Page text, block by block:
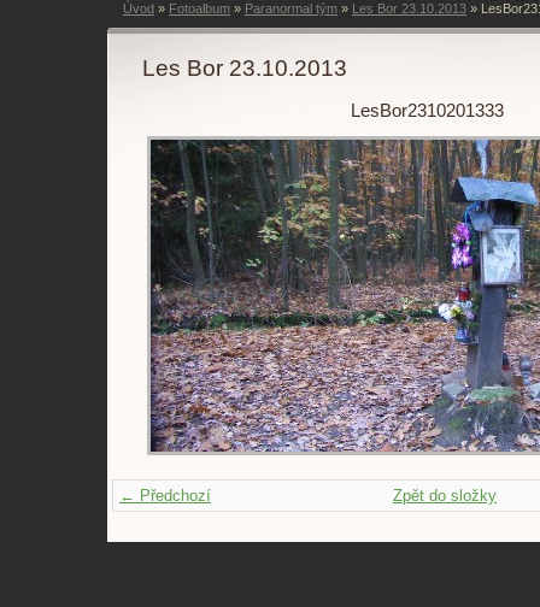
Úvod » Fotoalbum » Paranormal tým » Les Bor 23.10.2013 »
Les Bor 23.10.2013
LesBor2310201333
← Předchozí Zpět do složky